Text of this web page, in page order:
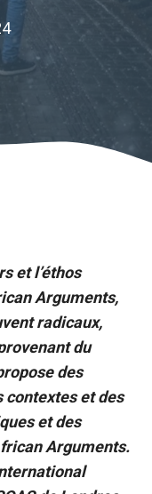
et l’éthos
Arguments,
radicaux,
du
des
contextes et des
et des
Arguments.